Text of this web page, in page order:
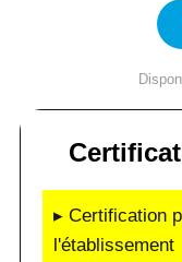
▸ Certification
l'établissement